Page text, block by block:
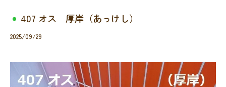
407 オス 厚岸（あっけし）
2025/09/29